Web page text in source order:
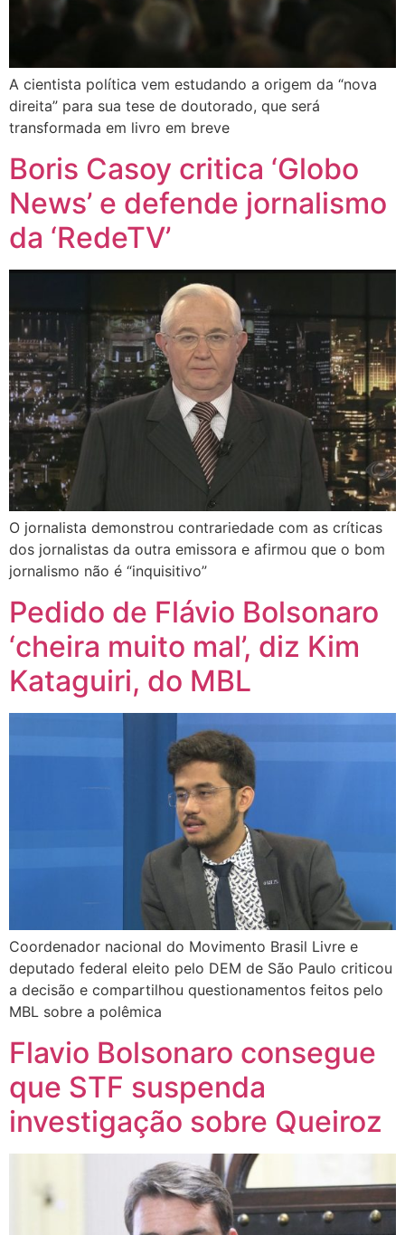
A cientista política vem estudando a origem da “nova
direita” para sua tese de doutorado, que será
transformada em livro em breve
Boris Casoy critica ‘Globo
News’ e defende jornalismo
da ‘RedeTV’
O jornalista demonstrou contrariedade com as críticas
dos jornalistas da outra emissora e afirmou que o bom
jornalismo não é “inquisitivo”
Pedido de Flávio Bolsonaro
‘cheira muito mal’, diz Kim
Kataguiri, do MBL
Coordenador nacional do Movimento Brasil Livre e
deputado federal eleito pelo DEM de São Paulo criticou
a decisão e compartilhou questionamentos feitos pelo
MBL sobre a polêmica
Flavio Bolsonaro consegue
que STF suspenda
investigação sobre Queiroz